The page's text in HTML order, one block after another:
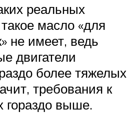
реальных
масло «для
не имеет, ведь
двигатели
более тяжелых
требования к
гораздо выше.